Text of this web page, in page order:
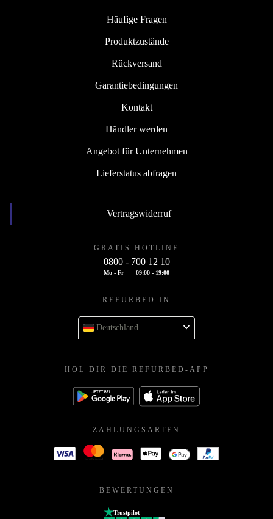
Häufige Fragen
Produktzustände
Rückversand
Garantiebedingungen
Kontakt
Händler werden
Angebot für Unternehmen
Lieferstatus abfragen
Vertragswiderruf
GRATIS HOTLINE
0800 - 700 12 10
Mo - Fr 09:00 - 19:00
REFURBED IN
Deutschland
HOL DIR DIE REFURBED-APP
ZAHLUNGSARTEN
BEWERTUNGEN
Trustpilot